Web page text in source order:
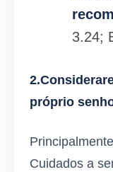
3.24;
próprio
Cuidados a